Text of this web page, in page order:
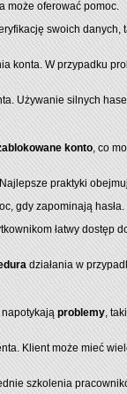
może oferować pomoc.
swoich
W przypadku
Używanie silnych
konto, co
praktyki
zapominają
łatwy dostęp
działania w
problemy,
Klient może mieć
szkolenia